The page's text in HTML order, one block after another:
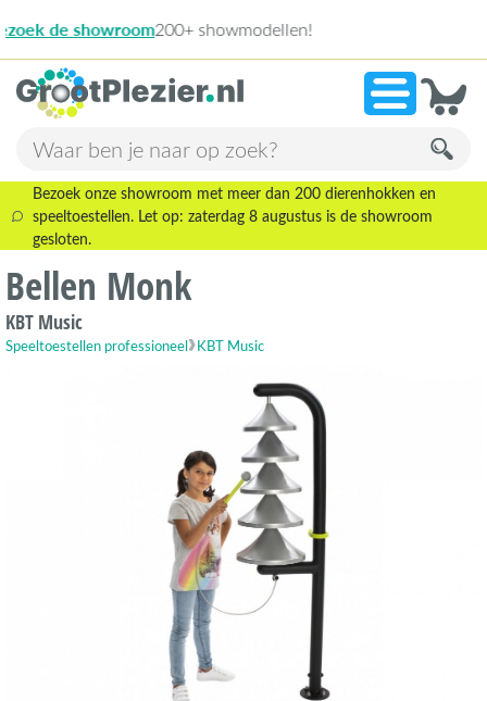
»
Bezoek onze showroom met meer dan 200 dierenhokken en
speeltoestellen. Let op: zaterdag 8 augustus is de showroom
gesloten.
Bellen Monk
KBT Music
Speeltoestellen professioneel KBT Music